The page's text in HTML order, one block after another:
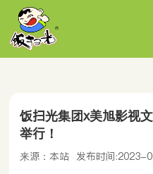
饭扫光集团x美旭影视
举行！
来源：本站 发布时间:2023-